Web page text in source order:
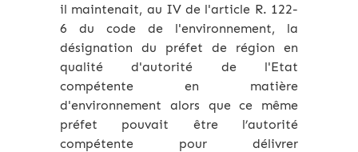
il maintenait, au IV de l'article R. 122-
6 du code de l'environnement, la
désignation du préfet de région en
qualité d'autorité de l'Etat
compétente en matière
d'environnement alors que ce même
préfet pouvait être l’autorité
compétente pour délivrer